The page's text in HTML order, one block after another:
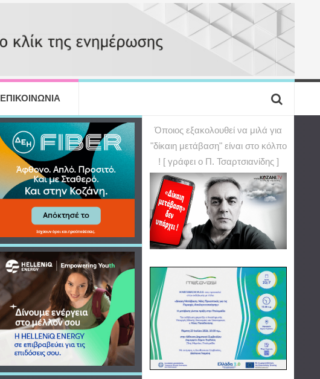
ΕΠΙΚΟΙΝΩΝΙΑ
Όποιος εξακολουθεί να μιλά για
"δίκαιη μετάβαση" είναι στο κόλπο
! [ γράφει ο Π. Τσαρτσιανίδης ]